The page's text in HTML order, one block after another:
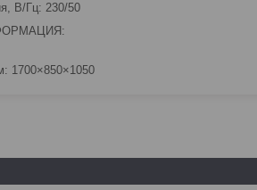
В/Гц: 230/50
1700×850×1050